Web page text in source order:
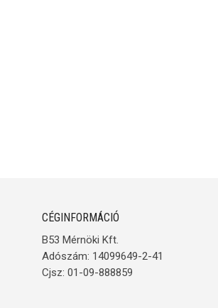
CÉGINFORMÁCIÓ
B53 Mérnöki Kft.
Adószám: 14099649-2-41
Cjsz: 01-09-888859